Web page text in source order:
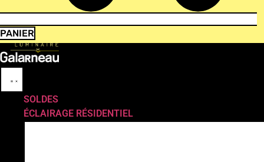
PANIER
SOLDES
ÉCLAIRAGE RÉSIDENTIEL